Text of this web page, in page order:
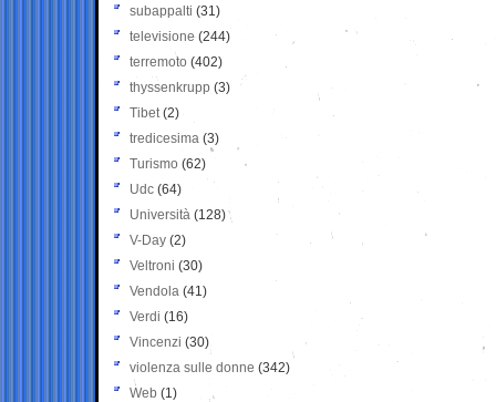
subappalti (31)
televisione(244)
terremoto (402)
thyssenkrupp (3)
Tibet(2)
tredicesima (3)
Turismo (62)
Udc (64)
Università (128)
V-Day (2)
Veltroni (30)
Vendola (41)
Verdi (16)
Vincenzi (30)
violenza sulle donne (342)
Web (1)